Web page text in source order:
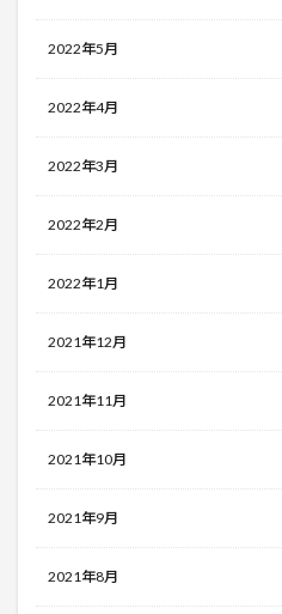
2022年5月
2022年4月
2022年3月
2022年2月
2022年1月
2021年12月
2021年11月
2021年10月
2021年9月
2021年8月